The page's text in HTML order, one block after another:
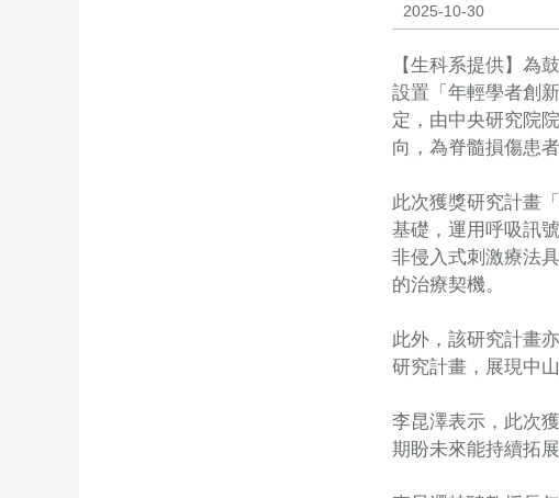
2025-10-30
【生科系提供】為
設置「年輕學者創
定，由中央研究院
向，為脊髓損傷患
此次獲獎研究計畫
基礎，運用呼吸訊
非侵入式刺激療法
的治療契機。
此外，該研究計畫
研究計畫，展現中
李昆澤表示，此次
期盼未來能持續拓